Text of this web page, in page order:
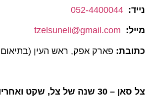
נייד: 052-4400044
מייל: tzelsuneli@gmail.com
כתובת: פארק אפק, ראש העין
צל סאן – 30 שנה של צל, שקט ואחריות.